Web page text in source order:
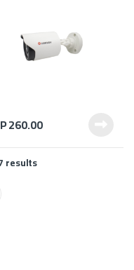
260.00
results